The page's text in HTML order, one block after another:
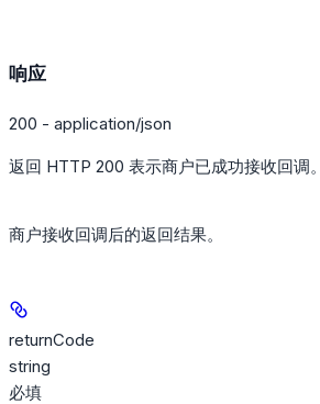
响应
200 - application/json
返回 HTTP 200 表示商户已成功接收回调。
商户接收回调后的返回结果。
returnCode
string
必填